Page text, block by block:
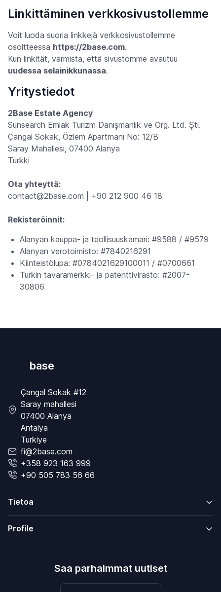
Linkittäminen verkkosivustollemme
Voit luoda suoria linkkejä verkkosivustollemme
osoitteessa https://2base.com.
Kun linkität, varmista, että sivustomme avautuu
uudessa selainikkunassa.
Yritystiedot
2Base Estate Agency
Sunsearch Emlak Turizm Danışmanlık ve Org. Ltd. Şti.
Çangal Sokak, Özlem Apartmanı No: 12/B
Saray Mahallesi, 07400 Alanya
Turkki
Ota yhteyttä:
contact@2base.com | +90 212 900 46 18
Rekisteröinnit:
Alanyan kauppa- ja teollisuuskamari: #9588 / #9579
Alanyan verotoimisto: #7840216291
Kiinteistölupa: #0784021629100011 / #0700661
Turkin tavaramerkki- ja patenttivirasto: #2007-
30806
base
Çangal Sokak #12
Saray mahallesi
07400 Alanya
Antalya
Turkiye
fi@2base.com
+358 923 163 999
+90 505 783 56 66
Tietoa
Profile
Saa parhaimmat uutiset